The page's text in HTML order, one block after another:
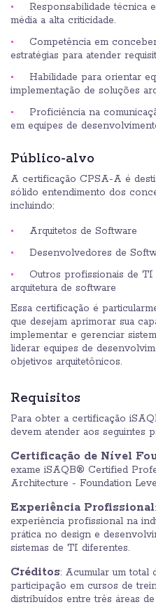
Responsabilidade técnica
média a alta criticidade.
Competência em
estratégias para atender
Habilidade para orientar
implementação de soluções
Proficiência na
em equipes de
Público-alvo
A certificação CPSA-A é
sólido entendimento dos
incluindo:
Arquitetos de Software
Desenvolvedores de
Outros profissionais de
arquitetura de software
Essa certificação é
que desejam aprimorar sua
implementar e gerenciar
liderar equipes de
objetivos arquitetônicos.
Requisitos
Para obter a certificação
devem atender aos seguintes
Certificação de Nível
exame iSAQB® Certified
Architecture - Foundation
Experiência Profissional
experiência profissional na
prática no design e
sistemas de TI diferentes.
Créditos: Acumular um total
participação em cursos de
distribuídos entre três áreas